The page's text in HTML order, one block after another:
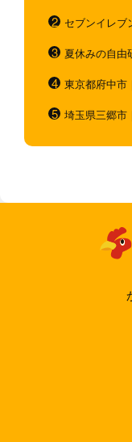
セブンイレブ
夏休みの自由
東京都府中市
埼玉県三郷市